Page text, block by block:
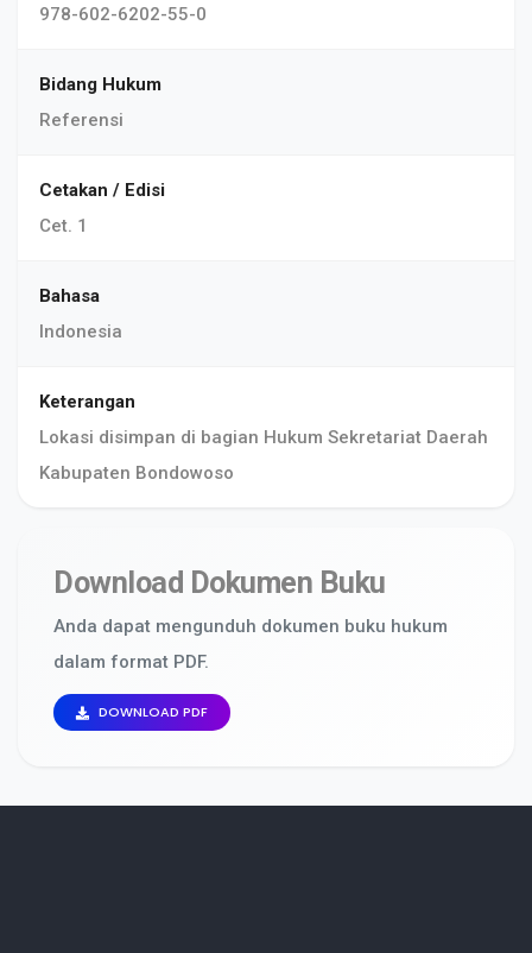
978-602-6202-55-0
Bidang Hukum
Referensi
Cetakan / Edisi
Cet. 1
Bahasa
Indonesia
Keterangan
Lokasi disimpan di bagian Hukum Sekretariat Daerah
Kabupaten Bondowoso
Download Dokumen Buku
Anda dapat mengunduh dokumen buku hukum
dalam format PDF.
DOWNLOAD PDF